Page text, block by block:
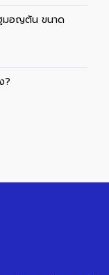
มอญตัน ขนาด
?